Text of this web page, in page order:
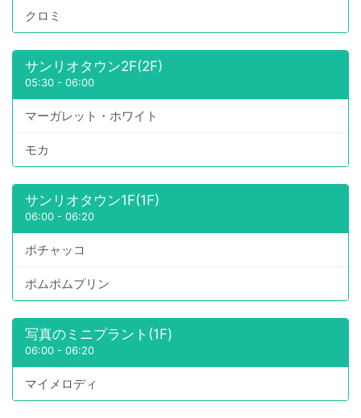
クロミ
サンリオタウン2F(2F)
05:30 - 06:00
マーガレット・ホワイト
モカ
サンリオタウン1F(1F)
06:00 - 06:20
ポチャッコ
ポムポムプリン
写真のミニプラント(1F)
06:00 - 06:20
マイメロディ